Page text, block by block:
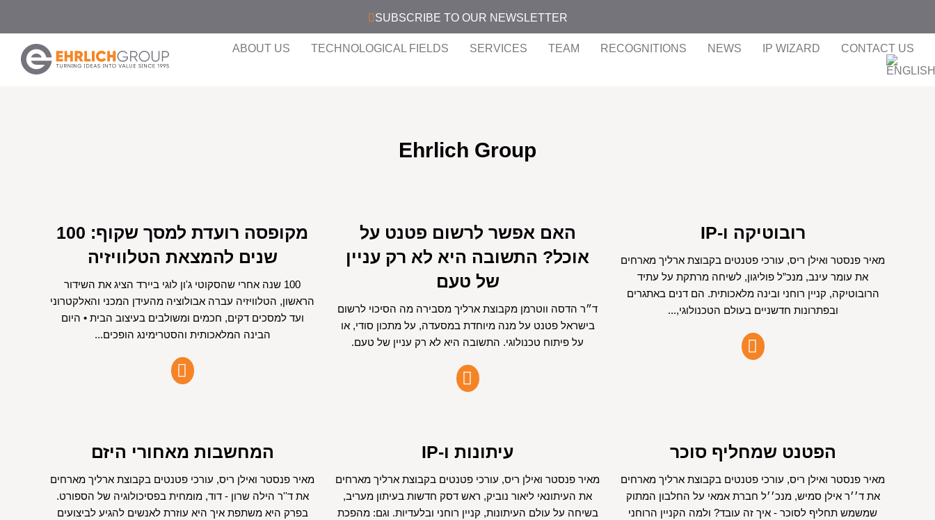
SUBSCRIBE TO OUR NEWSLETTER
ABOUT US TECHNOLOGICAL FIELDS SERVICES TEAM RECOGNITIONS NEWS IP WIZARD CONTACT US
Ehrlich Group
מקופסה רועדת למסך שקוף: 100
שנים להמצאת הטלוויזיה
100 שנה אחרי שהסקוטי ג'ון לוגי ביירד הציג את השידור
הראשון, הטלוויזיה עברה אבולוציה מהעידן המכני והאלקטרוני
ועד למסכים דקים, חכמים ומשולבים בעיצוב הבית • היום
הבינה המלאכותית והסטרימינג הופכים...
האם אפשר לרשום פטנט על
אוכל? התשובה היא לא רק עניין
של טעם
ד״ר הדסה ווטרמן מקבוצת ארליך מסבירה מה הסיכוי לרשום
בישראל פטנט על מנה מיוחדת במסעדה, על מתכון סודי, או
על פיתוח טכנולוגי. התשובה היא לא רק עניין של טעם.
רובוטיקה ו-IP
מאיר פנסטר ואילן ריס, עורכי פטנטים בקבוצת ארליך מארחים
את עומר עינב, מנכ”ל פוליגון, לשיחה מרתקת על עתיד
הרובוטיקה, קניין רוחני ובינה מלאכותית. הם דנים באתגרים
ובפתרונות חדשניים בעולם הטכנולוגי,...
המחשבות מאחורי היזם
מאיר פנסטר ואילן ריס, עורכי פטנטים בקבוצת ארליך מארחים
את ד''ר הילה שרון - דוד, מומחית בפסיכולוגיה של הספורט.
בפרק היא משתפת איך היא עוזרת לאנשים להגיע לביצועים
עיתונות ו-IP
מאיר פנסטר ואילן ריס, עורכי פטנטים בקבוצת ארליך מארחים
את העיתונאי ליאור נוביק, ראש דסק חדשות בעיתון מעריב,
בשיחה על עולם העיתונות, קניין רוחני ובלעדיות. וגם: מהפכת
הפטנט שמחליף סוכר
מאיר פנסטר ואילן ריס, עורכי פטנטים בקבוצת ארליך מארחים
את ד׳׳ר אילן סמיש, מנכ׳׳ל חברת אמאי על החלבון המתוק
שמשמש תחליף לסוכר - איך זה עובד? ולמה הקניין הרוחני